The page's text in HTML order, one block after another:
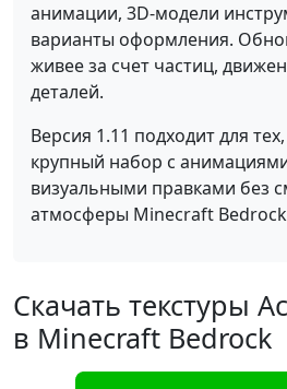
анимации, 3D-модели
варианты оформления.
живее за счет частиц,
деталей.
Версия 1.11 подходит для
крупный набор с
визуальными правками без
атмосферы Minecraft
Скачать текстуры
в Minecraft Bedrock